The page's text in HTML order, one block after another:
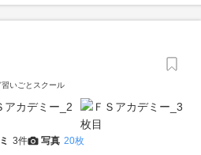
いごとスクール
3件 写真 20枚